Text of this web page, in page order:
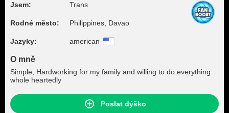
Jsem: Trans
Rodné město: Philippines, Davao
Jazyky: american
O mně
Simple, Hardworking for my family and willing to do everything
whole heartedly
Poslat dýško